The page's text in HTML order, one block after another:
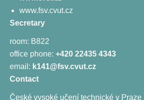
www.fsv.cvut.cz
Secretary
room: B822
office phone: +420 22435 4343
email: k141@fsv.cvut.cz
Contact
České vysoké učení technické v Praze